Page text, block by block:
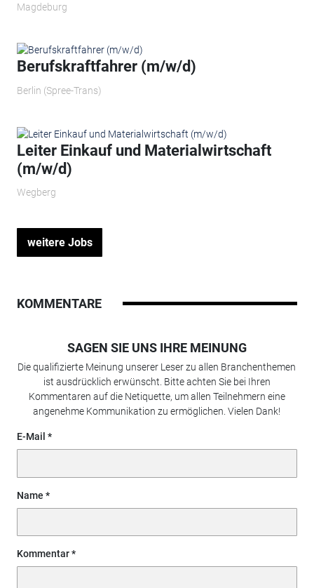
Magdeburg
Berufskraftfahrer (m/w/d)
Berlin (Spree-Trans)
Leiter Einkauf und Materialwirtschaft
(m/w/d)
Wegberg
weitere Jobs
KOMMENTARE
SAGEN SIE UNS IHRE MEINUNG
Die qualifizierte Meinung unserer Leser zu allen Branchenthemen
ist ausdrücklich erwünscht. Bitte achten Sie bei Ihren
Kommentaren auf die Netiquette, um allen Teilnehmern eine
angenehme Kommunikation zu ermöglichen. Vielen Dank!
E-Mail
Name
Kommentar